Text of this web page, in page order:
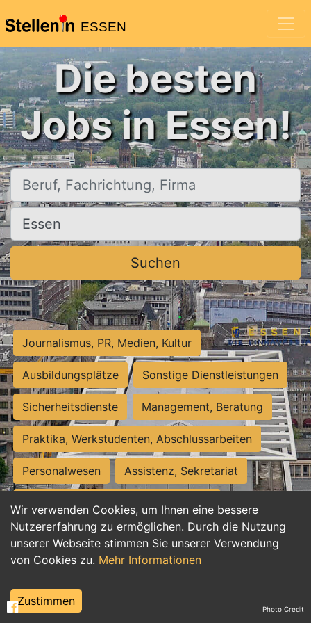
ESSEN
Wir verwenden Cookies, um Ihnen eine bessere
Nutzererfahrung zu ermöglichen. Durch die Nutzung
unserer Webseite stimmen Sie unserer Verwendung
von Cookies zu. Mehr Informationen
Zustimmen
Die besten
Jobs in Essen!
Beruf, Fachrichtung, Firma
Ort, Stadt
Suchen
Journalismus, PR, Medien, Kultur
Ausbildungsplätze Sonstige Dienstleistungen
Sicherheitsdienste Management, Beratung
Praktika, Werkstudenten, Abschlussarbeiten
Personalwesen Assistenz, Sekretariat
Hilfskräfte, Aushilfs- und Nebenjobs
Einkauf, Logistik, Materialwirtschaft
Weiterbildung, Studium, duale Ausbildung
Tourismus
Photo Credit